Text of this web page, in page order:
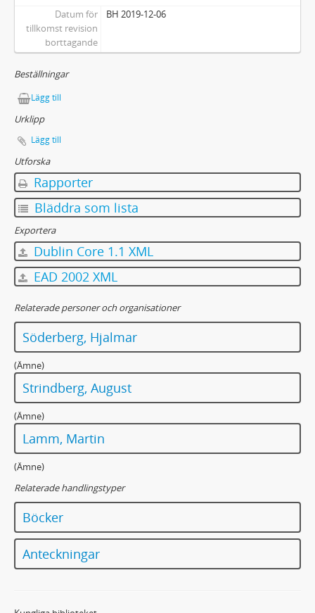
Datum för
tillkomst revision
borttagande
BH 2019-12-06
Beställningar
Lägg till
Urklipp
Lägg till
Utforska
Rapporter
Bläddra som lista
Exportera
Dublin Core 1.1 XML
EAD 2002 XML
Relaterade personer och organisationer
Söderberg, Hjalmar
(Ämne)
Strindberg, August
(Ämne)
Lamm, Martin
(Ämne)
Relaterade handlingstyper
Böcker
Anteckningar